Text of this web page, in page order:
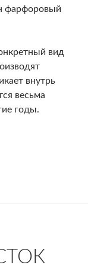
фарфоровый
вид
внутрь
весьма
годы.